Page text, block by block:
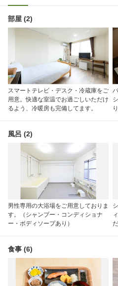
部屋 (2)
スマートテレビ・デスク・冷蔵庫をご
用意。快適な室温でお過ごしいただけ
るよう、冷暖房も完備してます。
風呂 (2)
男性専用の大浴場をご用意しておりま
す。（シャンプー・コンディショナ
ー・ボディソープあり）
食事 (6)